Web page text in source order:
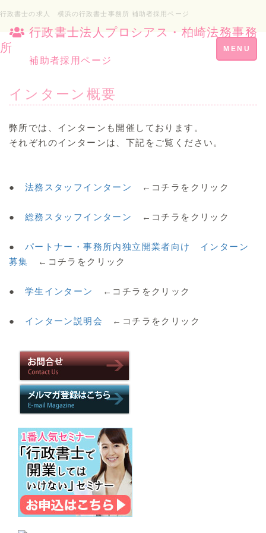
行政書士の求人 横浜の行政書士事務所 補助者採用ページ
行政書士法人プロシアス・柏崎法務事務
所
補助者採用ページ
Toggle
navigation
MENU
インターン概要
弊所では、インターンも開催しております。
それぞれのインターンは、下記をご覧ください。
● 法務スタッフインターン ←コチラをクリック
● 総務スタッフインターン ←コチラをクリック
● パートナー・事務所内独立開業者向け インターン
募集
←コチラをクリック
● 学生インターン ←コチラをクリック
● インターン説明会 ←コチラをクリック